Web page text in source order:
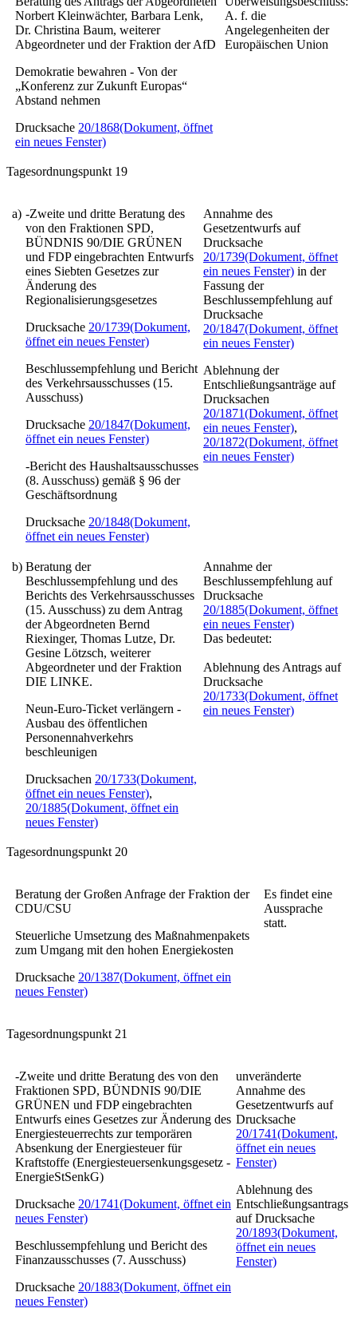
Norbert Kleinwächter, Barbara Lenk,
Dr. Christina Baum, weiterer
Abgeordneter und der Fraktion der AfD
Demokratie bewahren - Von der
„Konferenz zur Zukunft Europas“
Abstand nehmen
Drucksache 20/1868(Dokument, öffnet
ein neues Fenster)
A. f. die
Angelegenheiten der
Europäischen Union
Tagesordnungspunkt 19
a) -Zweite und dritte Beratung des
von den Fraktionen SPD,
BÜNDNIS 90/DIE GRÜNEN
und FDP eingebrachten Entwurfs
eines Siebten Gesetzes zur
Änderung des
Regionalisierungsgesetzes
Drucksache 20/1739(Dokument,
öffnet ein neues Fenster)
Beschlussempfehlung und Bericht
des Verkehrsausschusses (15.
Ausschuss)
Drucksache 20/1847(Dokument,
öffnet ein neues Fenster)
-Bericht des Haushaltsausschusses
(8. Ausschuss) gemäß § 96 der
Geschäftsordnung
Drucksache 20/1848(Dokument,
öffnet ein neues Fenster)
Annahme des
Gesetzentwurfs auf
Drucksache
20/1739(Dokument, öffnet
ein neues Fenster) in der
Fassung der
Beschlussempfehlung auf
Drucksache
20/1847(Dokument, öffnet
ein neues Fenster)
Ablehnung der
Entschließungsanträge auf
Drucksachen
20/1871(Dokument, öffnet
ein neues Fenster),
20/1872(Dokument, öffnet
ein neues Fenster)
b) Beratung der
Beschlussempfehlung und des
Berichts des Verkehrsausschusses
(15. Ausschuss) zu dem Antrag
der Abgeordneten Bernd
Riexinger, Thomas Lutze, Dr.
Gesine Lötzsch, weiterer
Abgeordneter und der Fraktion
DIE LINKE.
Neun-Euro-Ticket verlängern -
Ausbau des öffentlichen
Personennahverkehrs
beschleunigen
Drucksachen 20/1733(Dokument,
öffnet ein neues Fenster),
20/1885(Dokument, öffnet ein
neues Fenster)
Annahme der
Beschlussempfehlung auf
Drucksache
20/1885(Dokument, öffnet
ein neues Fenster)
Das bedeutet:
Ablehnung des Antrags auf
Drucksache
20/1733(Dokument, öffnet
ein neues Fenster)
Tagesordnungspunkt 20
Beratung der Großen Anfrage der Fraktion der
CDU/CSU
Steuerliche Umsetzung des Maßnahmenpakets
zum Umgang mit den hohen Energiekosten
Drucksache 20/1387(Dokument, öffnet ein
neues Fenster)
Es findet eine
Aussprache
statt.
Tagesordnungspunkt 21
-Zweite und dritte Beratung des von den
Fraktionen SPD, BÜNDNIS 90/DIE
GRÜNEN und FDP eingebrachten
Entwurfs eines Gesetzes zur Änderung des
Energiesteuerrechts zur temporären
Absenkung der Energiesteuer für
Kraftstoffe (Energiesteuersenkungsgesetz -
EnergieStSenkG)
Drucksache 20/1741(Dokument, öffnet ein
neues Fenster)
Beschlussempfehlung und Bericht des
Finanzausschusses (7. Ausschuss)
Drucksache 20/1883(Dokument, öffnet ein
neues Fenster)
unveränderte
Annahme des
Gesetzentwurfs auf
Drucksache
20/1741(Dokument,
öffnet ein neues
Fenster)
Ablehnung des
Entschließungsantrags
auf Drucksache
20/1893(Dokument,
öffnet ein neues
Fenster)